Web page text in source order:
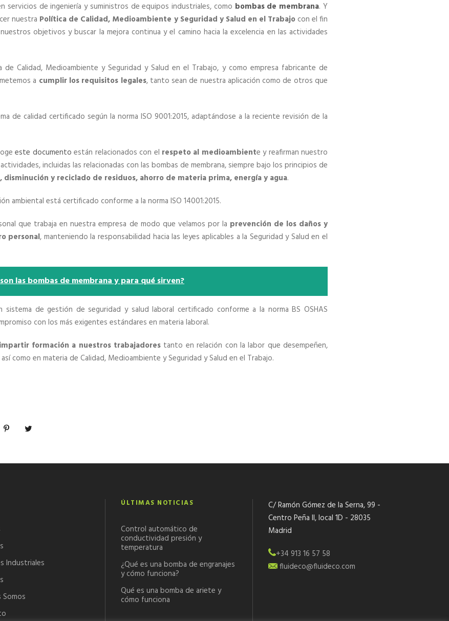
servicios de ingeniería y suministros de equipos industriales, como bombas de membrana. Y
nuestra Política de Calidad, Medioambiente y Seguridad y Salud en el Trabajocon el fin
objetivos y buscar la mejora continua y el camino hacia la excelencia en las actividades
Calidad, Medioambiente y Seguridad y Salud en el Trabajo, y como empresa fabricante de
a cumplir los requisitos legales, tanto sean de nuestra aplicación como de otros que
de calidad certificado según la norma ISO 9001:2015, adaptándose a la reciente revisión de la
este documento están relacionados con el respeto al medioambiente y reafirman nuestro
incluidas las relacionadas con las bombas de membrana, siempre bajo los principios de
y reciclado de residuos, ahorro de materia prima, energía y agua.
ambiental está certificado conforme a la norma ISO 14001:2015.
que trabaja en nuestra empresa de modo que velamos por la prevención de los daños y
personal, manteniendo la responsabilidad hacia las leyes aplicables a la Seguridad y Salud en el
las bombas de membrana y para qué sirven?
de gestión de seguridad y salud laboral certificado conforme a la norma BS OSHAS
con los más exigentes estándares en materia laboral.
impartir formación a nuestros trabajadores tanto en relación con la labor que desempeñen,
como en materia de Calidad, Medioambiente y Seguridad y Salud en el Trabajo.
Industriales
Somos
ÚLTIMAS NOTICIAS
Control automático de
conductividad presión y
temperatura
¿Qué es una bomba de engranajes
y cómo funciona?
Qué es una bomba de ariete y
cómo funciona
C/ Ramón Gómez de la Serna, 99 -
Centro Peña II, local 1D - 28035
Madrid
+34 913 16 57 58
fluideco@fluideco.com